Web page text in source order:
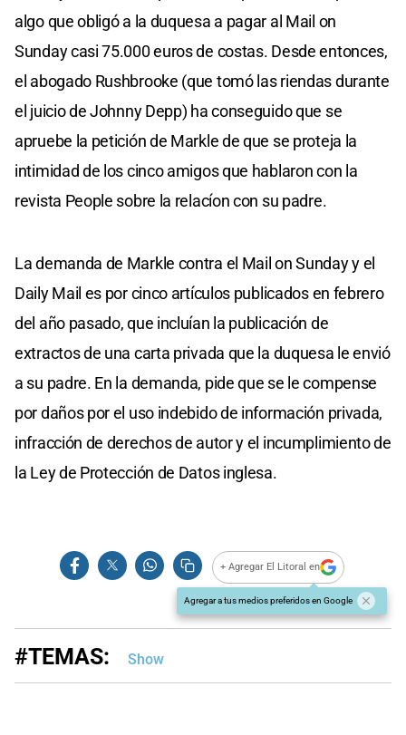
algo que obligó a la duquesa a pagar al Mail on
Sunday casi 75.000 euros de costas. Desde entonces,
el abogado Rushbrooke (que tomó las riendas durante
el juicio de Johnny Depp) ha conseguido que se
apruebe la petición de Markle de que se proteja la
intimidad de los cinco amigos que hablaron con la
revista People sobre la relacíon con su padre.
La demanda de Markle contra el Mail on Sunday y el
Daily Mail es por cinco artículos publicados en febrero
del año pasado, que incluían la publicación de
extractos de una carta privada que la duquesa le envió
a su padre. En la demanda, pide que se le compense
por daños por el uso indebido de información privada,
infracción de derechos de autor y el incumplimiento de
la Ley de Protección de Datos inglesa.
+ Agregar El Litoral en
Agregar a tus medios preferidos en Google
#TEMAS: Show